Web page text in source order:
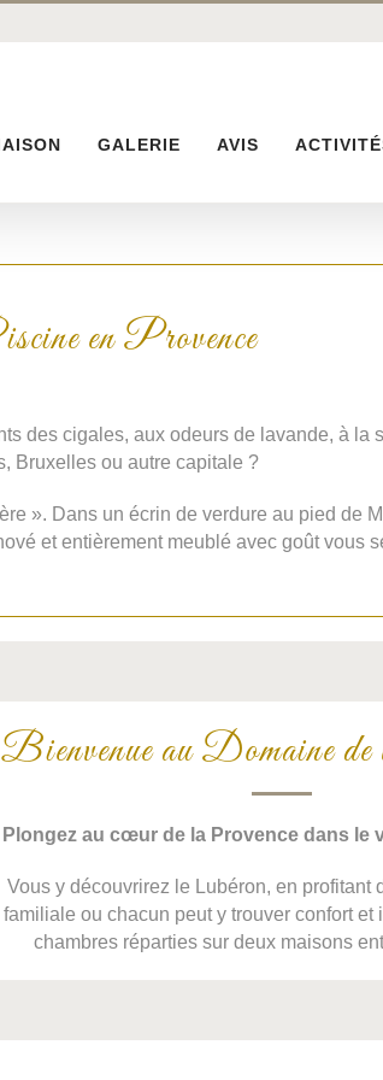
GALERIE AVIS
en Provence
des cigales, aux odeurs de lavande, à la
Bruxelles ou autre capitale ?
». Dans un écrin de verdure au pied de
et entièrement meublé avec goût vous
Bienvenue au Domaine
Plongez au cœur de la Provence dans le
Vous y découvrirez le Lubéron, en profitant
familiale ou chacun peut y trouver confort et
chambres réparties sur deux maisons